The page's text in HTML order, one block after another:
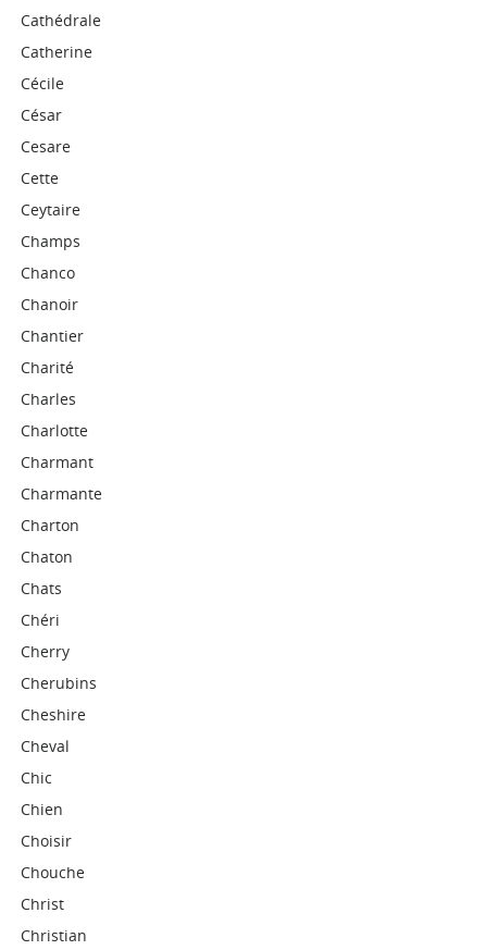
Cathédrale
Catherine
Cécile
César
Cesare
Cette
Ceytaire
Champs
Chanco
Chanoir
Chantier
Charité
Charles
Charlotte
Charmant
Charmante
Charton
Chaton
Chats
Chéri
Cherry
Cherubins
Cheshire
Cheval
Chic
Chien
Choisir
Chouche
Christ
Christian